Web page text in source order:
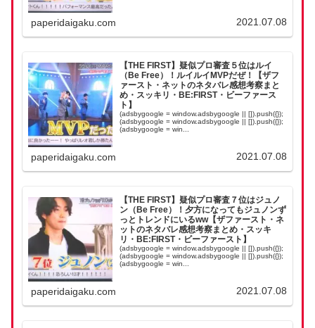
paperidaigaku.com 2021.07.08
【THE FIRST】疑似プロ審査５位はルイ
（Be Free）！ルイルイMVPだぜ！【ザフ
ァースト・ネットのネタバレ感想考察まと
め・スッキリ・BE:FIRST・ビーファース
ト】
(adsbygoogle = window.adsbygoogle || []).push({});
(adsbygoogle = window.adsbygoogle || []).push({});
(adsbygoogle = win...
paperidaigaku.com 2021.07.08
【THE FIRST】疑似プロ審査７位はジュノ
ン（Be Free）！夕方になってもジュノンず
っとトレンドにいるww【ザファースト・ネ
ットのネタバレ感想考察まとめ・スッキ
リ・BE:FIRST・ビーファースト】
(adsbygoogle = window.adsbygoogle || []).push({});
(adsbygoogle = window.adsbygoogle || []).push({});
(adsbygoogle = win...
paperidaigaku.com 2021.07.08